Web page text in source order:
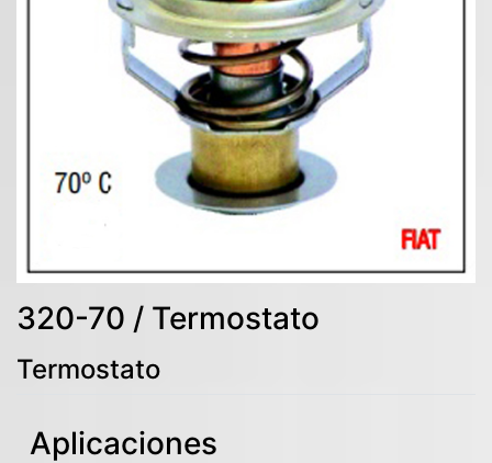
320-70 / Termostato
Termostato
Aplicaciones